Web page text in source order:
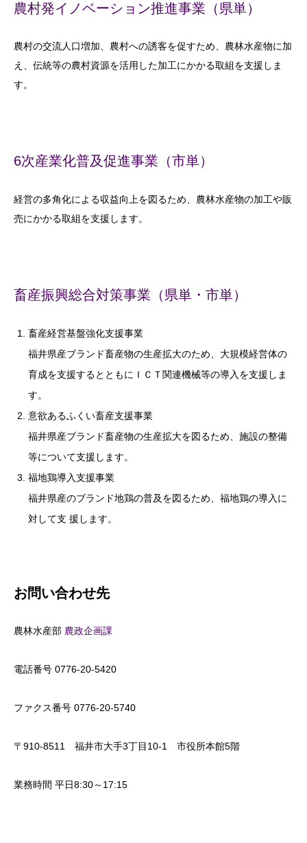
農村発イノベーション推進事業（県単）
農村の交流人口増加、農村への誘客を促すため、農林水産物に加
え、伝統等の農村資源を活用した加工にかかる取組を支援しま
す。
6次産業化普及促進事業（市単）
経営の多角化による収益向上を図るため、農林水産物の加工や販
売にかかる取組を支援します。
畜産振興総合対策事業（県単・市単）
畜産経営基盤強化支援事業
福井県産ブランド畜産物の生産拡大のため、大規模経営体の
育成を支援するとともにＩＣＴ関連機械等の導入を支援しま
す。
意欲あるふくい畜産支援事業
福井県産ブランド畜産物の生産拡大を図るため、施設の整備
等について支援します。
福地鶏導入支援事業
福井県産のブランド地鶏の普及を図るため、福地鶏の導入に
対して支 援します。
お問い合わせ先
農林水産部 農政企画課
電話番号 0776-20-5420
ファクス番号 0776-20-5740
〒910-8511 福井市大手3丁目10-1 市役所本館5階
業務時間 平日8:30～17:15